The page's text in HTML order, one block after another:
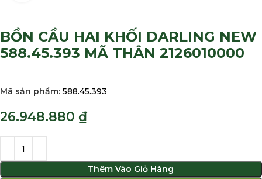
BỒN CẦU HAI KHỐI DARLING NEW
588.45.393 MÃ THÂN 2126010000
Mã sản phẩm: 588.45.393
₫
Thêm Vào Giỏ Hàng